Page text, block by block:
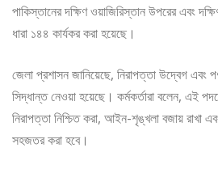
পাকিস্তানের দক্ষিণ ওয়াজিরিস্তান উপরের এবং
ধারা ১৪৪ কার্যকর করা হয়েছে।
জেলা প্রশাসন জানিয়েছে, নিরাপত্তা উদ্বেগ এবং
সিদ্ধান্ত নেওয়া হয়েছে। কর্মকর্তারা বলেন, এই
নিরাপত্তা নিশ্চিত করা, আইন-শৃঙ্খলা বজায় রাখা
সহজতর করা হবে।